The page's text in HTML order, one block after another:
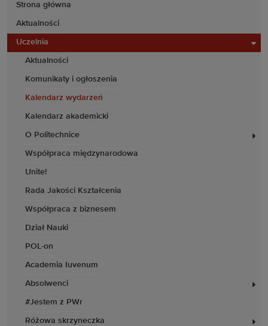
Strona główna
Aktualności
Uczelnia
Aktualności
Komunikaty i ogłoszenia
Kalendarz wydarzeń
Kalendarz akademicki
O Politechnice
Współpraca międzynarodowa
Unite!
Rada Jakości Kształcenia
Współpraca z biznesem
Dział Nauki
POL-on
Academia Iuvenum
Absolwenci
#Jestem z PWr
Różowa skrzyneczka